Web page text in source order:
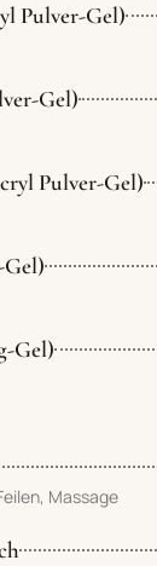
Pulver-Gel)
Gel)
Pulver-Gel)
Gel)
Massage